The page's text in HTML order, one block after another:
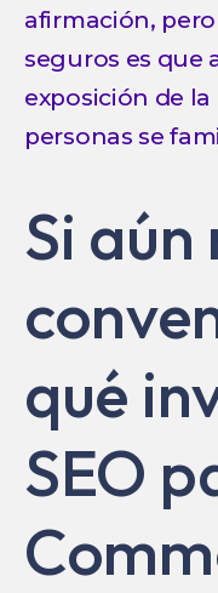
afirmación,
seguros es que
exposición de
personas se
Si aún
qué
SEO